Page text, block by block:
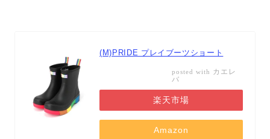
(M)PRIDE プレイブーツショート
posted with カエレ
バ
楽天市場
Amazon